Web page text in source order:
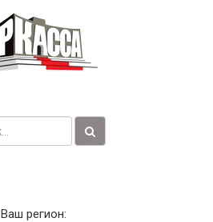
Ваш регион: